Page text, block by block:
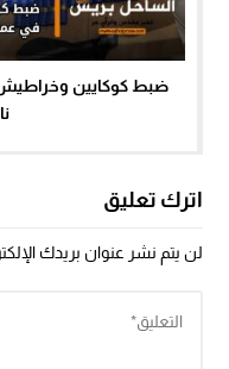
ضبط كوكايين
اترك تعليق
لن يتم نشر عنوان بريدك